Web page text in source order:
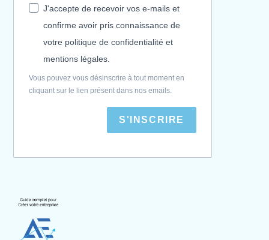
J'accepte de recevoir vos e-mails et
confirme avoir pris connaissance de
votre politique de confidentialité et
mentions légales.
Vous pouvez vous désinscrire à tout moment en
cliquant sur le lien présent dans nos emails.
S'INSCRIRE